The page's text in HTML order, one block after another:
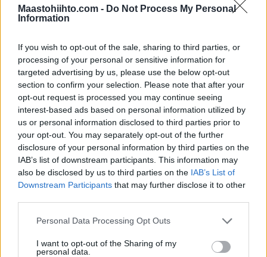
Maastohiihto.com - Do Not Process My Personal
Information
If you wish to opt-out of the sale, sharing to third parties, or
processing of your personal or sensitive information for
targeted advertising by us, please use the below opt-out
section to confirm your selection. Please note that after your
opt-out request is processed you may continue seeing
interest-based ads based on personal information utilized by
us or personal information disclosed to third parties prior to
your opt-out. You may separately opt-out of the further
disclosure of your personal information by third parties on the
IAB’s list of downstream participants. This information may
also be disclosed by us to third parties on the IAB’s List of
Downstream Participants that may further disclose it to other
Please note that this website/app uses one or more Google
not limited to your visit or usage behaviour. You may click to
Personal Data Processing Opt Outs
I want to opt-out of the Sharing of my
personal data.
se ottanut oman roolinsa hiihtäjien kesän
ohjelmassa. Todella iso juttu on tuo uusi
kertaa päästään kunnolla testaamaan
kilpailutoiminnan osalta.
Kisasivuilletäältä.